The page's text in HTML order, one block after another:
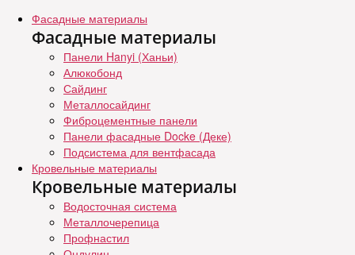
Фасадные материалы
Фасадные материалы
Панели Hanyi (Ханьи)
Алюкобонд
Сайдинг
Металлосайдинг
Фиброцементные панели
Панели фасадные Docke (Деке)
Подсистема для вентфасада
Кровельные материалы
Кровельные материалы
Водосточная система
Металлочерепица
Профнастил